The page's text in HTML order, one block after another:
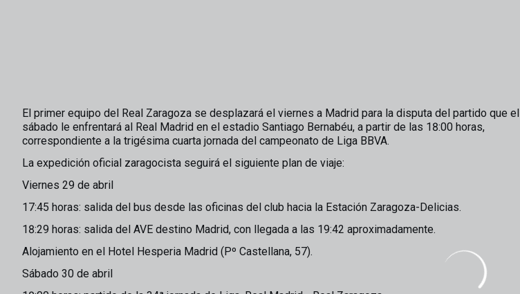
El primer equipo del Real Zaragoza se desplazará el viernes a Madrid para la disputa del partido que el
sábado le enfrentará al Real Madrid en el estadio Santiago Bernabéu, a partir de las 18:00 horas,
correspondiente a la trigésima cuarta jornada del campeonato de Liga BBVA.
La expedición oficial zaragocista seguirá el siguiente plan de viaje:
Viernes 29 de abril
17:45 horas: salida del bus desde las oficinas del club hacia la Estación Zaragoza-Delicias.
18:29 horas: salida del AVE destino Madrid, con llegada a las 19:42 aproximadamente.
Alojamiento en el Hotel Hesperia Madrid (Pº Castellana, 57).
Sábado 30 de abril